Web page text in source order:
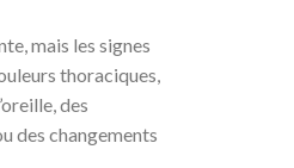
mais les signes
thoraciques,
des
des changements